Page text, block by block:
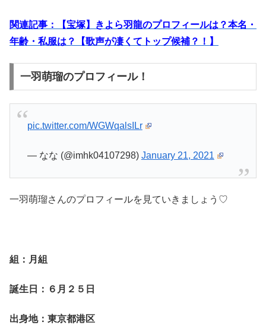
関連記事：【宝塚】きよら羽龍のプロフィールは？本名・
年齢・私服は？【歌声が凄くてトップ候補？！】
一羽萌瑠のプロフィール！
pic.twitter.com/WGWqalsILr
— なな (@imhk04107298) January 21, 2021
一羽萌瑠さんのプロフィールを見ていきましょう♡
組：月組
誕生日：６月２５日
出身地：東京都港区